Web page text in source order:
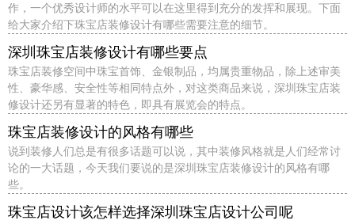
作，一个优秀设计师的水平可以在这里得到充分的发挥和展现。下面
给大家介绍下珠宝店装修设计有哪些需要注意的细节。
深圳珠宝店装修设计有哪些要点
珠宝店装修空间中珠宝首饰、金银制品，均属贵重物品，除上述审美
性、豪华感、安全性等相同特点外，对这类商品来说，深圳珠宝店装
修设计还另有显著的特色，即具有展览会的特点。
珠宝店装修设计的风格有哪些
说到装修人们总是有很多话题可以说，其中装修风格就是人们经常讨
论的一大话题，今天我们要说的是深圳珠宝店装修设计的风格有哪
些。
珠宝店设计该怎样选择深圳珠宝店设计公司呢